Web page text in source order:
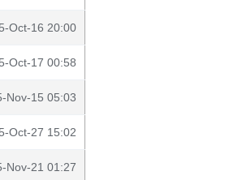
Oct-16 20:00
Oct-17 00:58
Nov-15 05:03
Oct-27 15:02
Nov-21 01:27